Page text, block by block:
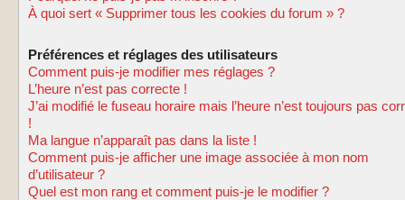
À quoi sert « Supprimer tous les cookies du forum » ?
Préférences et réglages des utilisateurs
Comment puis-je modifier mes réglages ?
L’heure n’est pas correcte !
J’ai modifié le fuseau horaire mais l’heure n’est toujours pas
!
Ma langue n’apparaît pas dans la liste !
Comment puis-je afficher une image associée à mon nom
d’utilisateur ?
Quel est mon rang et comment puis-je le modifier ?